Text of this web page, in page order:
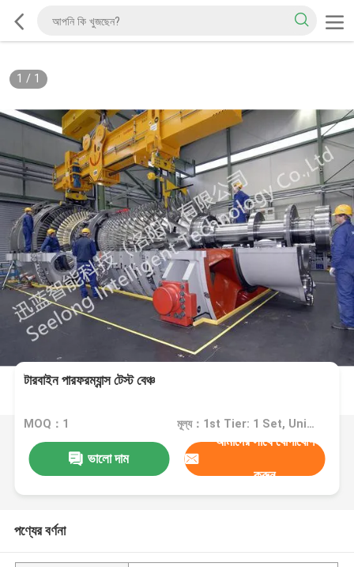
1 / 1
টারবাইন পারফরম্যান্স টেস্ট বেঞ্চ
MOQ：1 মূল্য：1st Tier: 1 Set, Unit Price USD 3.00 2nd Tier: 2-5 Sets, Unit Price USD 2.00 3rd Tier: Over 5 Sets, Unit Price USD 1.00
ভালো দাম
আমাদের সাথে যোগাযোগ
করুন
পণ্যের বর্ণনা